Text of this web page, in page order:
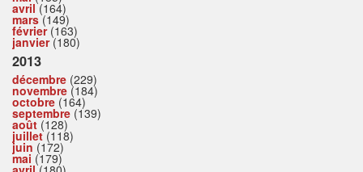
avril(164)
mars(149)
février(163)
janvier(180)
2013
décembre (229)
novembre (184)
octobre (164)
septembre (139)
août (128)
juillet(118)
juin (172)
mai (179)